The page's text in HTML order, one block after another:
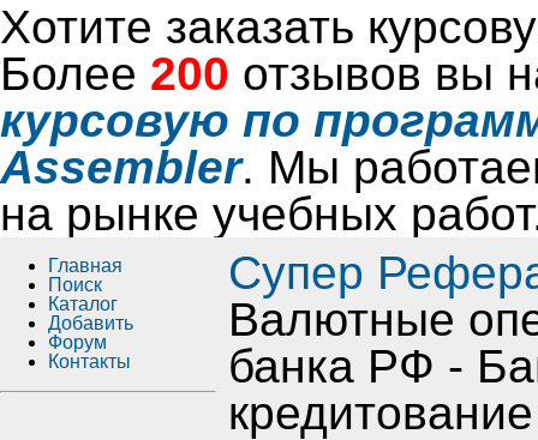
Хотите заказать
Более 200 отзывов вы
курсовую по
Assembler. Мы
на рынке учебных
Супер
Валютные
банка РФ -
кредитование
Главная
Поиск
Каталог
Добавить
Форум
Контакты